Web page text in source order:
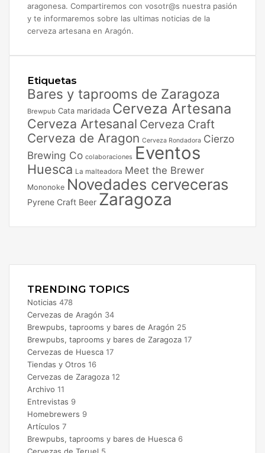
aragonesa. Compartiremos con vosotr@s nuestra pasión
y te informaremos sobre las ultimas noticias de la
cerveza artesana en Aragón.
Etiquetas
Bares y taprooms de Zaragoza
Brewpub Cata maridada Cerveza Artesana
Cerveza Artesanal Cerveza Craft
Cerveza de Aragon Cerveza Rondadora Cierzo
Brewing Co colaboraciones Eventos
Huesca La malteadora Meet the Brewer
Mononoke Novedades cerveceras
Pyrene Craft Beer Zaragoza
TRENDING TOPICS
Noticias 478
Cervezas de Aragón 34
Brewpubs, taprooms y bares de Aragón 25
Brewpubs, taprooms y bares de Zaragoza 17
Cervezas de Huesca 17
Tiendas y Otros 16
Cervezas de Zaragoza 12
Archivo 11
Entrevistas 9
Homebrewers 9
Artículos 7
Brewpubs, taprooms y bares de Huesca 6